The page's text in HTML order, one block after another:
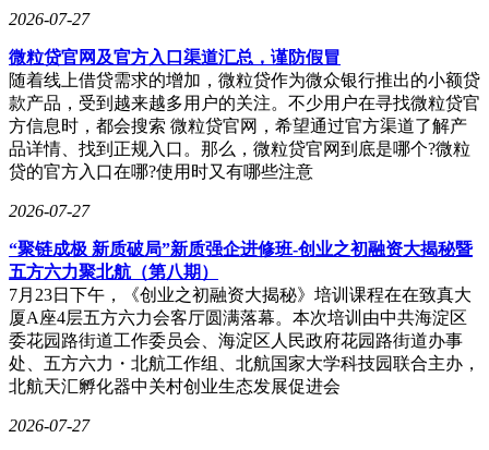
2026-07-27
微粒贷官网及官方入口渠道汇总，谨防假冒
随着线上借贷需求的增加，微粒贷作为微众银行推出的小额贷
款产品，受到越来越多用户的关注。不少用户在寻找微粒贷官
方信息时，都会搜索 微粒贷官网，希望通过官方渠道了解产
品详情、找到正规入口。那么，微粒贷官网到底是哪个?微粒
贷的官方入口在哪?使用时又有哪些注意
2026-07-27
“聚链成极 新质破局”新质强企进修班-创业之初融资大揭秘暨
五方六力聚北航（第八期）
7月23日下午，《创业之初融资大揭秘》培训课程在在致真大
厦A座4层五方六力会客厅圆满落幕。本次培训由中共海淀区
委花园路街道工作委员会、海淀区人民政府花园路街道办事
处、五方六力・北航工作组、北航国家大学科技园联合主办，
北航天汇孵化器中关村创业生态发展促进会
2026-07-27